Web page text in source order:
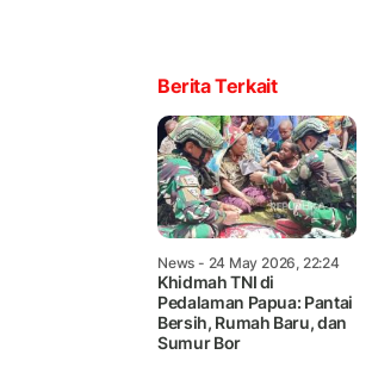
Berita Terkait
News - 24 May 2026, 22:24
Khidmah TNI di
Pedalaman Papua: Pantai
Bersih, Rumah Baru, dan
Sumur Bor